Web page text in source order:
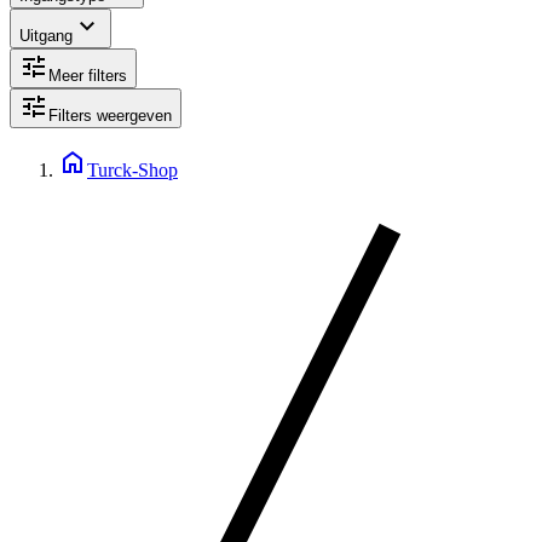
Uitgang expand_more
tune Meer filters
tune Filters weergeven
home Turck-Shop